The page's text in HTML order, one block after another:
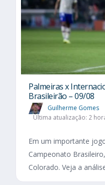
Palmeiras x
Brasileirão – 09/08
Guilherme Gomes
Última atualização: 2
Em um importante
Campeonato
Colorado. Veja a